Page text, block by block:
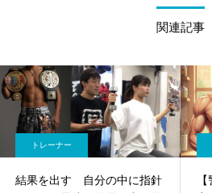
関連記事
トレーナー
結果を出す 自分の中に指針